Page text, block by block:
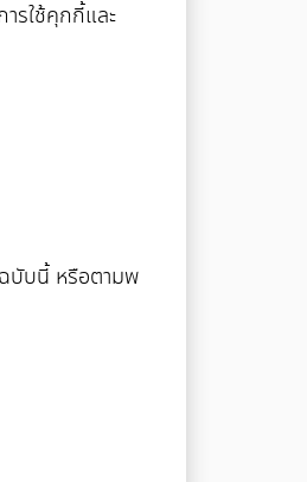
รใช้คุกกี้และ
บับนี้ หรือตามพ